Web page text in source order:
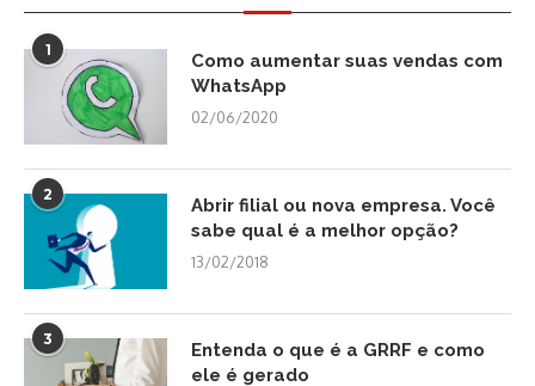
1
Como aumentar suas vendas com
WhatsApp
02/06/2020
2
Abrir filial ou nova empresa. Você
sabe qual é a melhor opção?
13/02/2018
3
Entenda o que é a GRRF e como
ele é gerado